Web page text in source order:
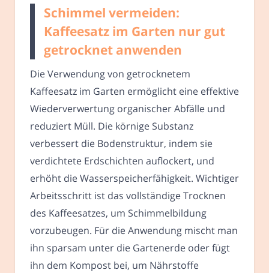
Schimmel vermeiden:
Kaffeesatz im Garten nur gut
getrocknet anwenden
Die Verwendung von getrocknetem
Kaffeesatz im Garten ermöglicht eine effektive
Wiederverwertung organischer Abfälle und
reduziert Müll. Die körnige Substanz
verbessert die Bodenstruktur, indem sie
verdichtete Erdschichten auflockert, und
erhöht die Wasserspeicherfähigkeit. Wichtiger
Arbeitsschritt ist das vollständige Trocknen
des Kaffeesatzes, um Schimmelbildung
vorzubeugen. Für die Anwendung mischt man
ihn sparsam unter die Gartenerde oder fügt
ihn dem Kompost bei, um Nährstoffe